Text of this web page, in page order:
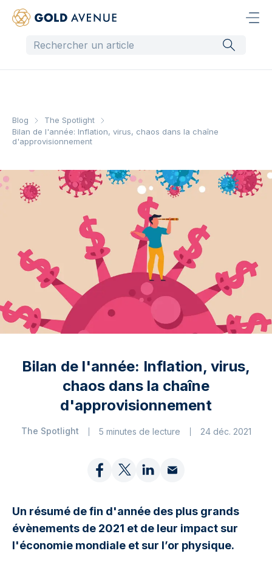
Blog
The Spotlight
Bilan de l'année: Inflation, virus, chaos dans la chaîne
d'approvisionnement
Bilan de l'année: Inflation, virus,
chaos dans la chaîne
d'approvisionnement
The Spotlight 5 minutes de lecture 24 déc. 2021
Un résumé de fin d'année des plus grands
évènements de 2021 et de leur impact sur
l'économie mondiale et sur l’or physique.